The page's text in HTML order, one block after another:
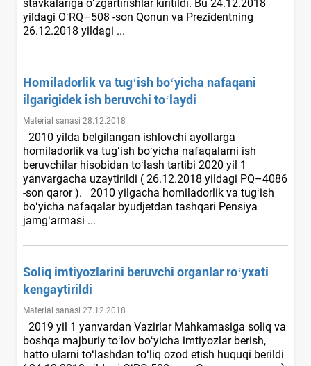
stavkalariga oʻzgartirishlar kiritildi. Bu 24.12.2018
yildagi OʻRQ–508 -son Qonun va Prezidentning
26.12.2018 yildagi ...
Homiladorlik va tugʻish boʻyicha nafaqani
ilgarigidek ish beruvchi toʻlaydi
Material sanasi 28.12.2018
2010 yilda belgilangan ishlovchi ayollarga
homiladorlik va tugʻish boʻyicha nafaqalarni ish
beruvchilar hisobidan toʻlash tartibi 2020 yil 1
yanvargacha uzaytirildi ( 26.12.2018 yildagi PQ–4086
-son qaror ). 2010 yilgacha homiladorlik va tugʻish
boʻyicha nafaqalar byudjetdan tashqari Pensiya
jamgʻarmasi ...
Soliq imtiyozlarini beruvchi organlar roʻyхati
kengaytirildi
Material sanasi 27.12.2018
2019 yil 1 yanvardan Vazirlar Mahkamasiga soliq va
boshqa majburiy toʻlov boʻyicha imtiyozlar berish,
hatto ularni toʻlashdan toʻliq ozod etish huquqi berildi